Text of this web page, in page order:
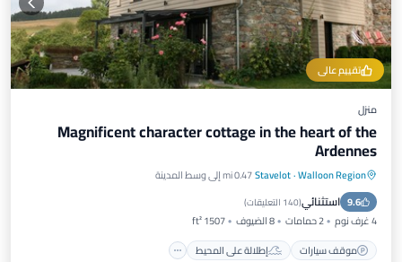
تقييم عالي
منزل
Magnificent character cottage in the heart of the
Ardennes
Walloon Region
·
Stavelot0.47 mi إلى وسط المدينة
9.6 استثنائي(140 التعليقات )
4 غرف نوم 2 حمامات 8 الضيوف
1507 ft²
موقف سيارات
إطلالة على المحيط
موقف سيارات
إطلالة على المحيط
شرفة / تراس